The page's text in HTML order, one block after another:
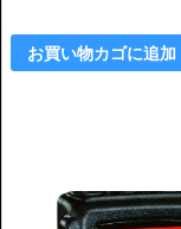
お買い物カゴに追加